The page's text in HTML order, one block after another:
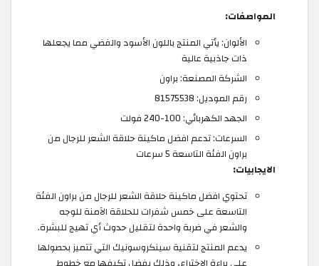
المواصفات:
الألوان: يأتي المنتج باللون الأسود والفضي مما يجعلها
ذات جاذبية عالية
الشركة المصنعة: براون
رقم الموديل: 81575538
الجهد الكهربائي: 100-240 فولت
السرعات: تدعم افضل ماكينة حلاقة الشعر للرجال من
براون الفئة التاسعة 5 سرعات
الايجابيات:
تحتوي افضل ماكينة حلاقة الشعر للرجال من براون الفئة
التاسعة على خمس شفرات للحلاقة الآمنة للوجه
والشعر في ضربة واحدة لتقليل حدوث أي تهيج للبشرة.
يدعم المنتج لتقنية سينكروسونيك التي تتميز بحصولها